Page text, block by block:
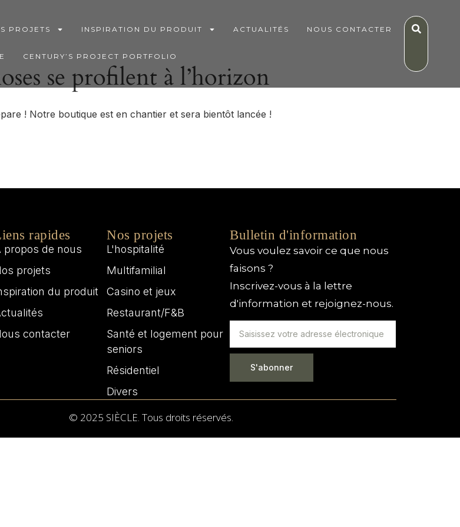
PROJETS INSPIRATION DU PRODUIT ACTUALITÉS NOUS CONTACTER
CENTURY’S PROJECT PORTFOLIO
se profilent à l’horizon
! Notre boutique est en chantier et sera bientôt lancée !
rapides
propos de nous
projets
du produit
contacter
Nos projets
L'hospitalité
Multifamilial
Casino et jeux
Restaurant/F&B
Santé et logement pour
seniors
Résidentiel
Divers
Bulletin d'information
Vous voulez savoir ce que nous
faisons ?
Inscrivez-vous à la lettre
d'information et rejoignez-nous.
S'abonner
© 2025 SIÈCLE. Tous droits réservés.